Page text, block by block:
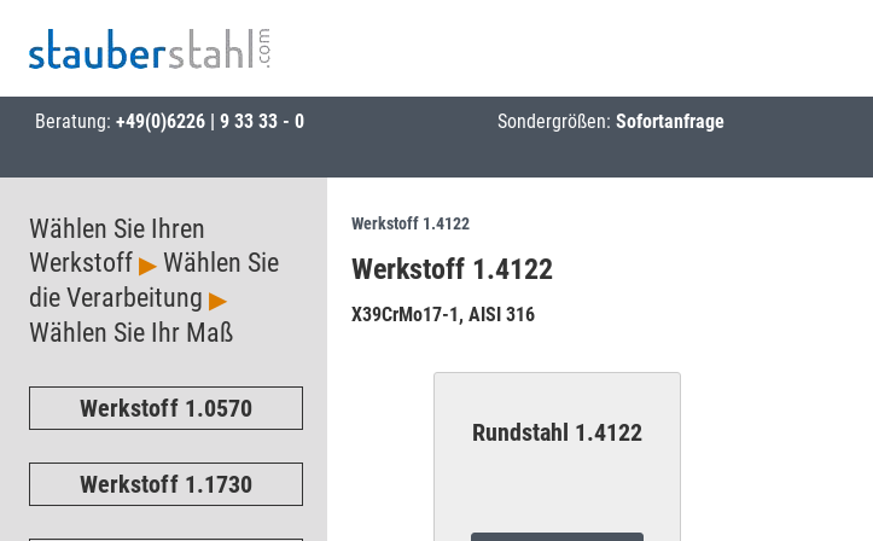
Beratung: +49(0)6226 | 9 33 33 - 0 Sondergrößen:Sofortanfrage
Wählen Sie Ihren
Werkstoff ▶ Wählen Sie
die Verarbeitung ▶
Wählen Sie Ihr Maß
Werkstoff 1.0570
Werkstoff 1.1730
Werkstoff 1.4122
Werkstoff 1.4122
X39CrMo17-1, AISI 316
Rundstahl 1.4122